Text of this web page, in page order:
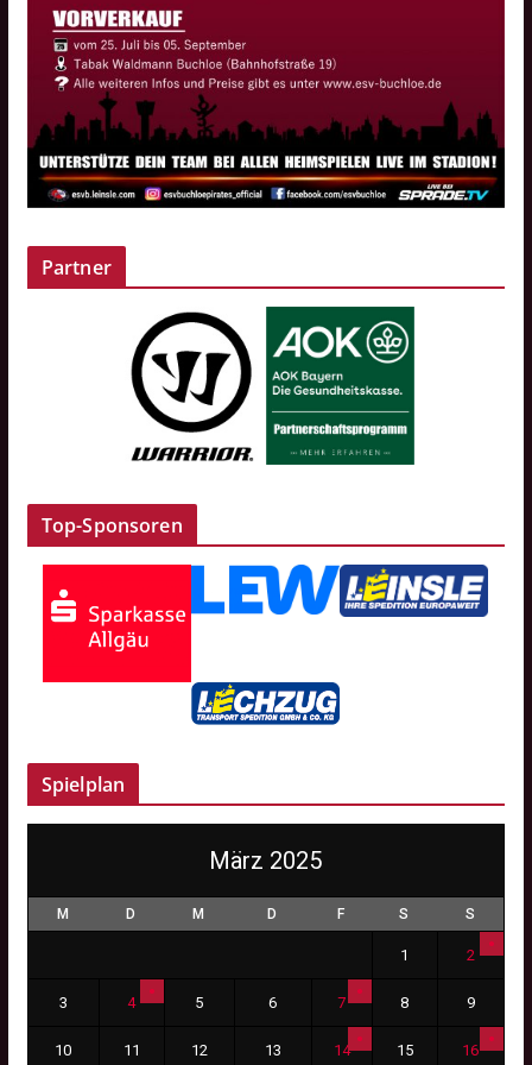
Partner
Top-Sponsoren
Spielplan
März 2025
M D M D F S S
1 2
3 4 5 6 7 8 9
10 11 12 13 14 15 16